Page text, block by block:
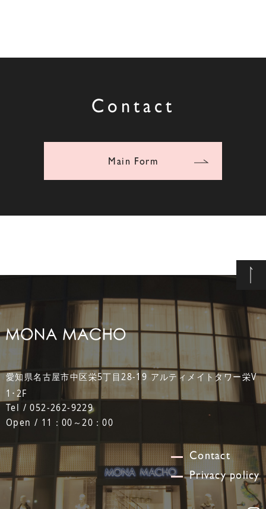
Contact
Main Form
愛知県名古屋市中区栄5丁目28-19 アルティメイトタワー栄V
1･2F
Tel / 052-262-9229
Open / 11：00～20：00
Contact
Privacy policy